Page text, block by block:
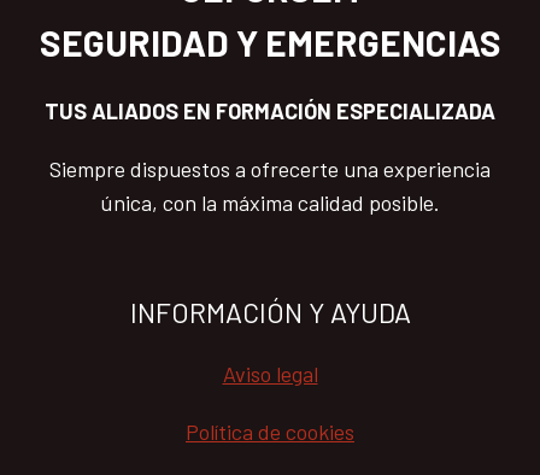
SEGURIDAD Y EMERGENCIAS
TUS ALIADOS EN FORMACIÓN ESPECIALIZADA
Siempre dispuestos a ofrecerte una experiencia
única, con la máxima calidad posible.
INFORMACIÓN Y AYUDA
Aviso legal
Política de cookies